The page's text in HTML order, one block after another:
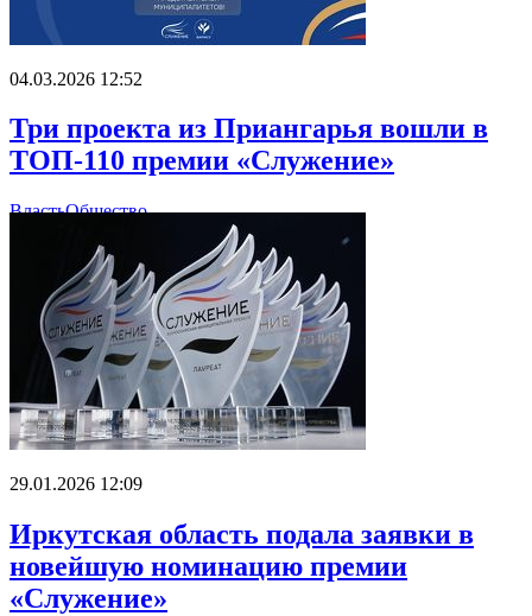
04.03.2026 12:52
Три проекта из Приангарья вошли в
ТОП-110 премии «Служение»
ВластьОбщество
29.01.2026 12:09
Иркутская область подала заявки в
новейшую номинацию премии
«Служение»